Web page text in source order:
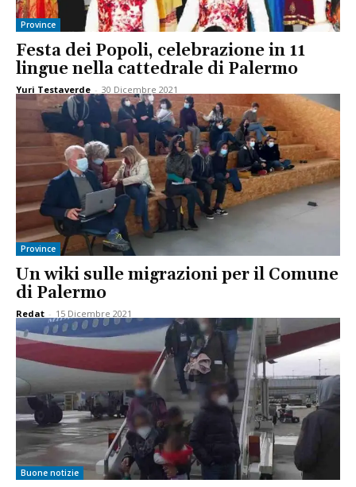
Province
Festa dei Popoli, celebrazione in 11
lingue nella cattedrale di Palermo
Yuri Testaverde - 30 Dicembre 2021
Province
Un wiki sulle migrazioni per il Comune
di Palermo
Redat - 15 Dicembre 2021
Buone notizie